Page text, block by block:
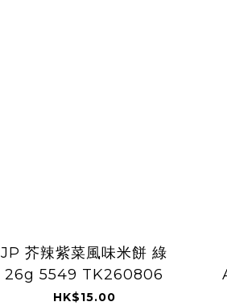
JP 芥辣紫菜風味米餅 綠
26g 5549 TK260806
HK$15.00